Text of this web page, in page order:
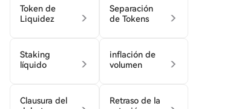
Token de
Liquidez
Separación
de Tokens
Staking
líquido
inflación de
volumen
Clausura del
Retraso de la